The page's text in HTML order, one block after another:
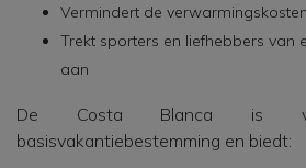
Vermindert de
Trekt sporters en liefhebbers van
aan
De Costa Blanca is
basisvakantiebestemming en biedt: